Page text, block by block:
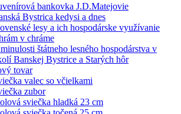
bankovka J.D.Matejovie
Bystrica kedysi a dnes
lesy a ich hospodárske využívanie
v chráme
štátneho lesného hospodárstva v
Banskej Bystrice a Starých hôr
tovar
valec so včielkami
zubor
sviečka hladká 23 cm